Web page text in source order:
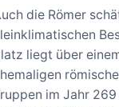
die Römer
liegt über
im Jahr